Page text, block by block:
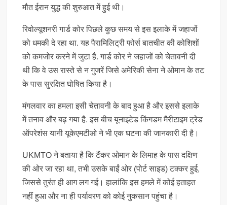
मौत ईरान युद्ध की शुरुआत में हुई थी।
रिवोल्यूशनरी गार्ड कोर पिछले कुछ समय से इस इलाके में जहाजों
को धमकी दे रहा था. यह पैरामिलिट्री फोर्स बातचीत की कोशिशों
को कमजोर करने में जुटा है. गार्ड कोर ने जहाजों को चेतावनी दी
थी कि वे उस रास्ते से न गुजरें जिसे अमेरिकी सेना ने ओमान के तट
के पास सुरक्षित घोषित किया है।
मंगलवार का हमला इसी चेतावनी के बाद हुआ है और इससे इलाके
में तनाव और बढ़ गया है. इस बीच यूनाइटेड किंगडम मैरीटाइम ट्रेड
ऑपरेशंस यानी यूकेएमटीओ ने भी एक घटना की जानकारी दी है।
UKMTO ने बताया है कि टैंकर ओमान के लिमाह के पास दक्षिण
की ओर जा रहा था, तभी उसके बाईं ओर (पोर्ट साइड) टक्कर हुई,
जिससे तुरंत ही आग लग गई। हालांकि इस हमले में कोई हताहत
नहीं हुआ और ना ही पर्यावरण को कोई नुकसान पहुंचा है।